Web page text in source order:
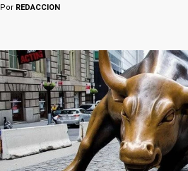
Por REDACCION